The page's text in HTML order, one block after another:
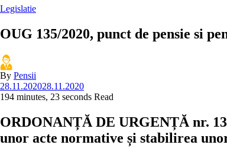
Legislatie
OUG 135/2020, punct de pensie si
By Pensii
28.11.202028.11.2020
194 minutes, 23 seconds Read
ORDONANȚĂ DE URGENȚĂ nr.
unor acte normative și stabilirea